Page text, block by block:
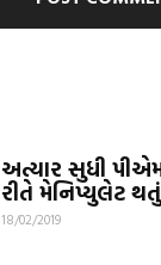
અત્યાર સુધી
રીતે મેનિપ્યુલેટ થતું
18/02/2019